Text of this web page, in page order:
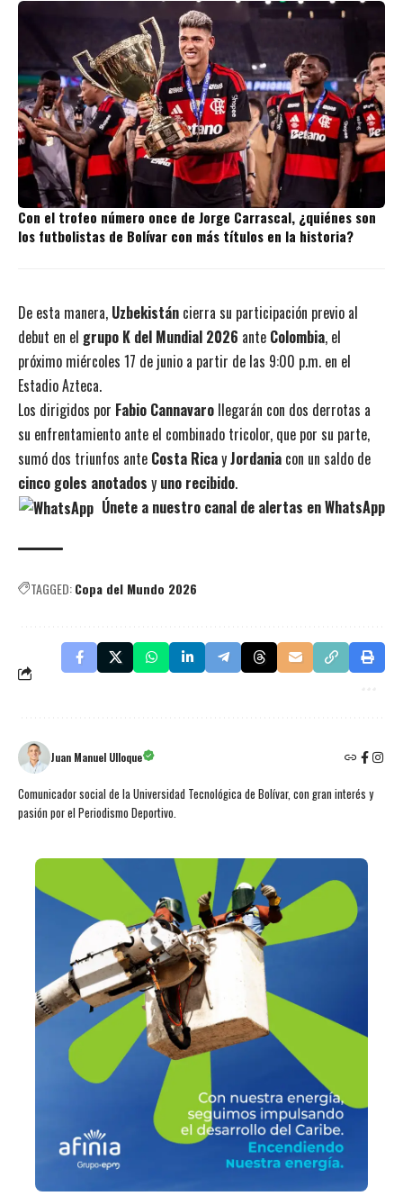
Con el trofeo número once de Jorge Carrascal, ¿quiénes son
los futbolistas de Bolívar con más títulos en la historia?
De esta manera, Uzbekistán cierra su participación previo al
debut en el grupo K del Mundial 2026 ante Colombia, el
próximo miércoles 17 de junio a partir de las 9:00 p.m. en el
Estadio Azteca.
Los dirigidos por Fabio Cannavaro llegarán con dos derrotas a
su enfrentamiento ante el combinado tricolor, que por su parte,
sumó dos triunfos ante Costa RicayJordania con un saldo de
cinco goles anotados y uno recibido.
Únete a nuestro canal de alertas en WhatsApp
TAGGED:Copa del Mundo 2026
Juan Manuel Ulloque
Comunicador social de la Universidad Tecnológica de Bolívar, con gran interés y
pasión por el Periodismo Deportivo.